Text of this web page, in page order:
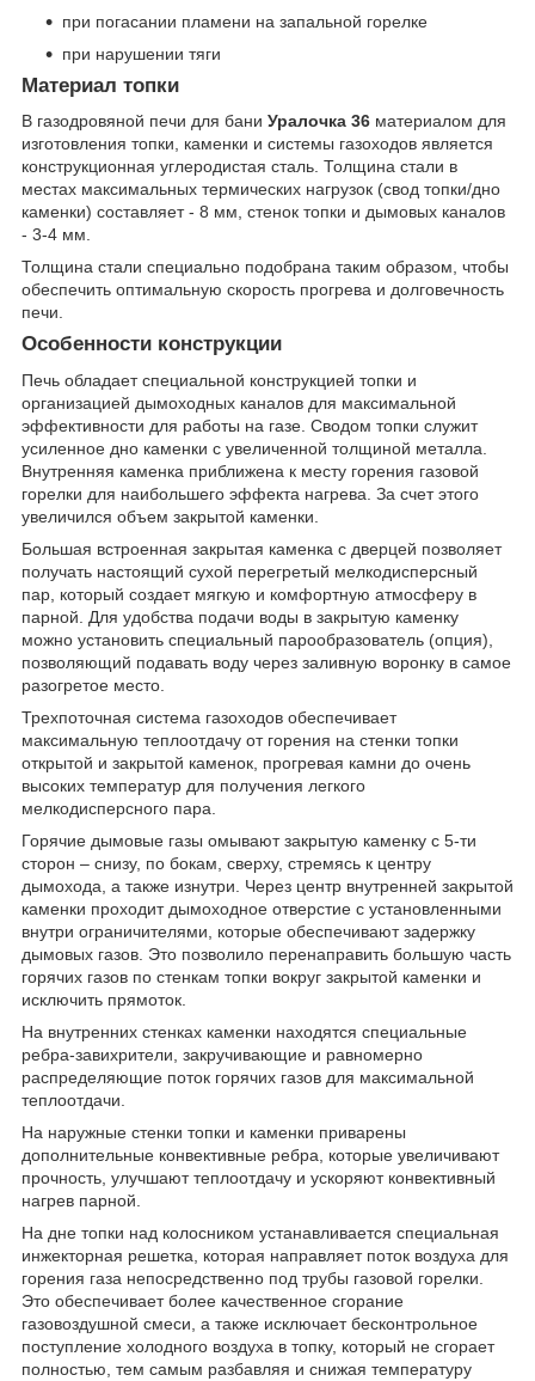
при погасании пламени на запальной горелке
при нарушении тяги
Материал топки
В газодровяной печи для бани Уралочка 36 материалом для
изготовления топки, каменки и системы газоходов является
конструкционная углеродистая сталь. Толщина стали в
местах максимальных термических нагрузок (свод топки/дно
каменки) составляет - 8 мм, стенок топки и дымовых каналов
- 3-4 мм.
Толщина стали специально подобрана таким образом, чтобы
обеспечить оптимальную скорость прогрева и долговечность
печи.
Особенности конструкции
Печь обладает специальной конструкцией топки и
организацией дымоходных каналов для максимальной
эффективности для работы на газе. Сводом топки служит
усиленное дно каменки с увеличенной толщиной металла.
Внутренняя каменка приближена к месту горения газовой
горелки для наибольшего эффекта нагрева. За счет этого
увеличился объем закрытой каменки.
Большая встроенная закрытая каменка с дверцей позволяет
получать настоящий сухой перегретый мелкодисперсный
пар, который создает мягкую и комфортную атмосферу в
парной. Для удобства подачи воды в закрытую каменку
можно установить специальный парообразователь (опция),
позволяющий подавать воду через заливную воронку в самое
разогретое место.
Трехпоточная система газоходов обеспечивает
максимальную теплоотдачу от горения на стенки топки
открытой и закрытой каменок, прогревая камни до очень
высоких температур для получения легкого
мелкодисперсного пара.
Горячие дымовые газы омывают закрытую каменку с 5-ти
сторон – снизу, по бокам, сверху, стремясь к центру
дымохода, а также изнутри. Через центр внутренней закрытой
каменки проходит дымоходное отверстие с установленными
внутри ограничителями, которые обеспечивают задержку
дымовых газов. Это позволило перенаправить большую часть
горячих газов по стенкам топки вокруг закрытой каменки и
исключить прямоток.
На внутренних стенках каменки находятся специальные
ребра-завихрители, закручивающие и равномерно
распределяющие поток горячих газов для максимальной
теплоотдачи.
На наружные стенки топки и каменки приварены
дополнительные конвективные ребра, которые увеличивают
прочность, улучшают теплоотдачу и ускоряют конвективный
нагрев парной.
На дне топки над колосником устанавливается специальная
инжекторная решетка, которая направляет поток воздуха для
горения газа непосредственно под трубы газовой горелки.
Это обеспечивает более качественное сгорание
газовоздушной смеси, а также исключает бесконтрольное
поступление холодного воздуха в топку, который не сгорает
полностью, тем самым разбавляя и снижая температуру